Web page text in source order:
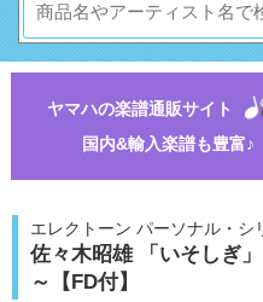
ヤマハの楽譜通販サイト
国内&輸入楽譜も豊富♪
エレクトーン パーソナル・
佐々木昭雄 「いそしぎ
～【FD付】